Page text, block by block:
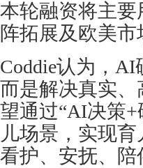
本轮融资将主
阵拓展及欧美市
Coddie认为，
而是解决真实
望通过“AI决策
儿场景，实现
看护、安抚、